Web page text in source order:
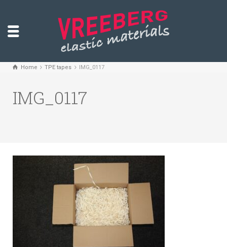
Home TPE tapes IMG_0117
IMG_0117